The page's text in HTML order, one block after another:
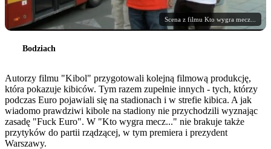
Scena z filmu Kto wygra mecz...
Bodziach
Autorzy filmu "Kibol" przygotowali kolejną filmową produkcję,
która pokazuje kibiców. Tym razem zupełnie innych - tych, którzy
podczas Euro pojawiali się na stadionach i w strefie kibica. A jak
wiadomo prawdziwi kibole na stadiony nie przychodzili wyznając
zasadę "Fuck Euro". W "Kto wygra mecz..." nie brakuje także
przytyków do partii rządzącej, w tym premiera i prezydent
Warszawy.